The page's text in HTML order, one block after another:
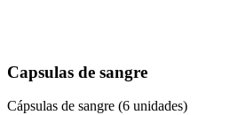
Capsulas de sangre
Cápsulas de sangre (6 unidades)